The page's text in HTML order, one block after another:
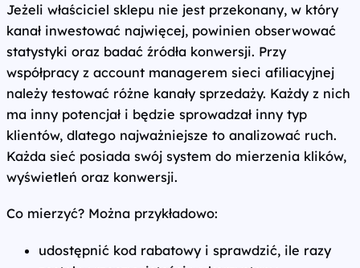
Jeżeli właściciel sklepu nie jest przekonany, w który
kanał inwestować najwięcej, powinien obserwować
statystyki oraz badać źródła konwersji. Przy
współpracy z account managerem sieci afiliacyjnej
należy testować różne kanały sprzedaży. Każdy z nich
ma inny potencjał i będzie sprowadzał inny typ
klientów, dlatego najważniejsze to analizować ruch.
Każda sieć posiada swój system do mierzenia klików,
wyświetleń oraz konwersji.
Co mierzyć? Można przykładowo:
udostępnić kod rabatowy i sprawdzić, ile razy